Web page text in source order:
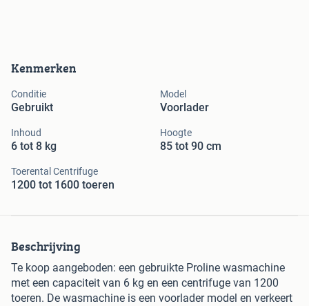
Kenmerken
Conditie
Gebruikt
Model
Voorlader
Inhoud
6 tot 8 kg
Hoogte
85 tot 90 cm
Toerental Centrifuge
1200 tot 1600 toeren
Beschrijving
Te koop aangeboden: een gebruikte Proline wasmachine
met een capaciteit van 6 kg en een centrifuge van 1200
toeren. De wasmachine is een voorlader model en verkeert